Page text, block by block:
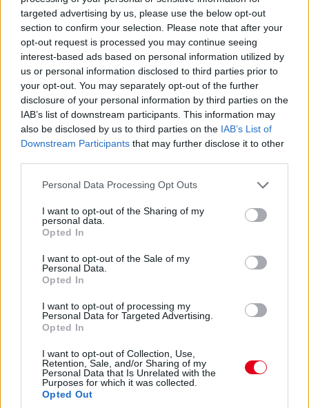
targeted advertising by us, please use the below opt-out
section to confirm your selection. Please note that after your
opt-out request is processed you may continue seeing
interest-based ads based on personal information utilized by
us or personal information disclosed to third parties prior to
your opt-out. You may separately opt-out of the further
disclosure of your personal information by third parties on the
IAB’s list of downstream participants. This information may
also be disclosed by us to third parties on the IAB’s List of
Downstream Participants that may further disclose it to other
Please note that this website/app uses one or more Google
not limited to your visit or usage behaviour. You may click to
grant or deny consent to Google and its third-party tags to
use your data for below specified purposes in below Google
consent section.
Personal Data Processing Opt Outs
I want to opt-out of the Sharing of my
personal data.
Opted In
I want to opt-out of the Sale of my
Personal Data.
Opted In
I want to opt-out of processing my
Personal Data for Targeted Advertising.
Opted In
I want to opt-out of Collection, Use,
Retention, Sale, and/or Sharing of my
Personal Data that Is Unrelated with the
Purposes for which it was collected.
Opted Out
14:53
A hátsó gumikat le tudták ugyan cserélni, de megint
ugrálni kellett az autón, mert az emelő, az bizony továbbra
sem működik rendesen.
14:53
Hajjajj... A #31-es kerékcserén. Vajon most sima
lesz?
A PR1 Mathiasen azóta sem jött ki, hivatalosan nem
estek ki, de semmi jele nincs annak, hogy ez az autó még
Egyre közelebb az eső. Egyre-egyre közelebb.
Akárhogy számolom, a két WRT-nek még két-két
kiállása lesz, hacsak nem jön egy hosszabb megszakítás,
lassú zóna, safety car, vagy ilyesmi.